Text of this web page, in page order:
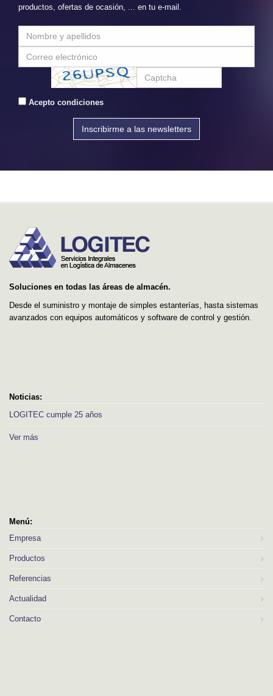
productos, ofertas de ocasión, ... en tu e-mail.
Acepto condiciones
Inscribirme a las newsletters
Soluciones en todas las áreas de almacén.
Desde el suministro y montaje de simples estanterías, hasta sistemas
avanzados con equipos automáticos y software de control y gestión.
Noticias:
LOGITEC cumple 25 años
Ver más
Menú:
Empresa
Productos
Referencias
Actualidad
Contacto